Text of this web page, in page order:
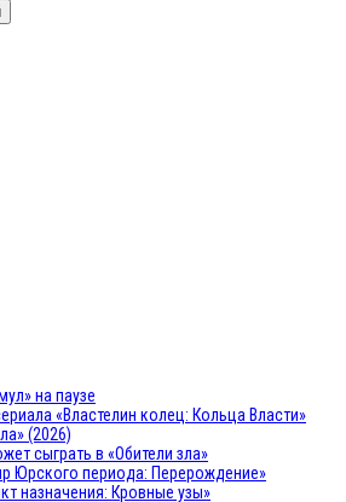
на паузе
«Властелин колец: Кольца Власти»
(2026)
сыграть в «Обители зла»
Юрского периода: Перерождение»
назначения: Кровные узы»